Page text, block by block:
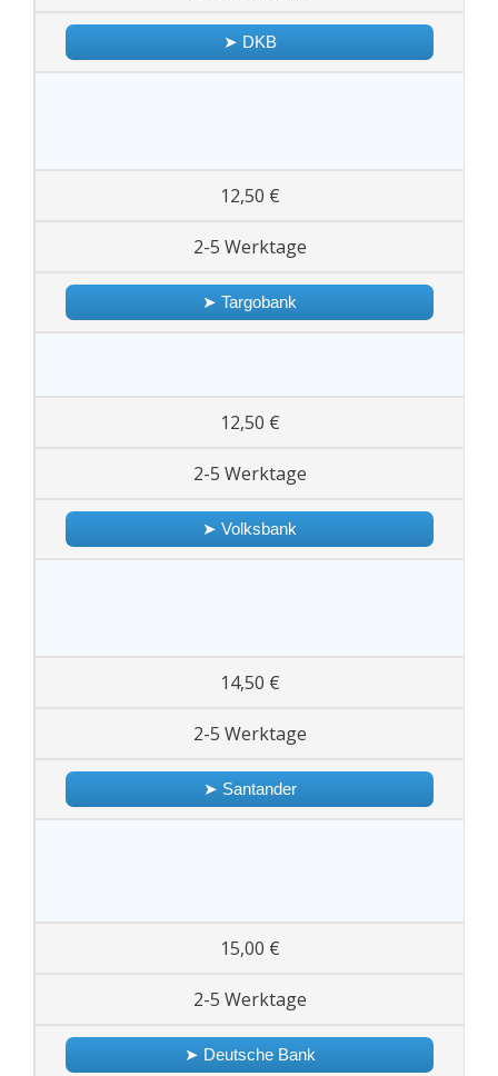
➤ DKB
12,50 €
2-5 Werktage
➤ Targobank
12,50 €
2-5 Werktage
➤ Volksbank
14,50 €
2-5 Werktage
➤ Santander
15,00 €
2-5 Werktage
➤ Deutsche Bank